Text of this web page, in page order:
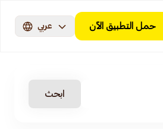
حمل التطبيق الآن عربي
ابحث